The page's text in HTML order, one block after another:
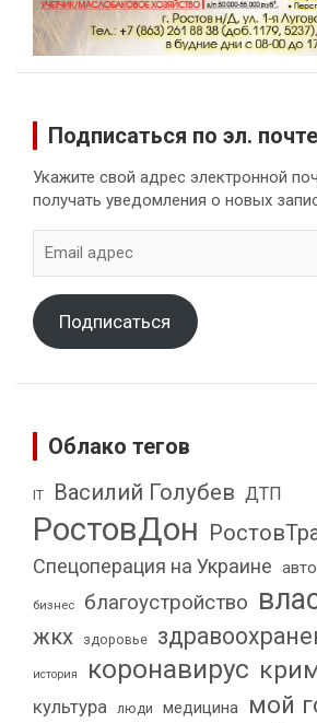
Подписаться по эл. почте
Укажите свой адрес электронной
получать уведомления о новых
адрес
Подписаться
Облако тегов
IT Василий Голубев ДТП
РостовДон
Спецоперация на Украине
бизнес благоустройство
жкх здоровье
история коронавирус
культура люди медицина мой